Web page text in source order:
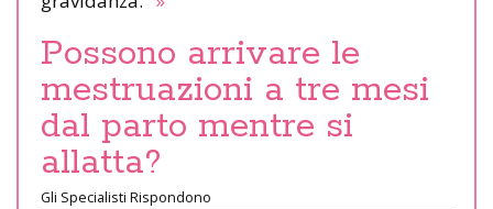
Possono arrivare le
mestruazioni a tre mesi
dal parto mentre si
allatta?
Gli Specialisti Rispondono